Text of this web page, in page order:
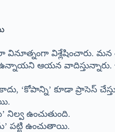
వినూత్నంగా విశ్లేషించారు.
ఆయన వాదిస్తున్నారు.
‘కోపాన్ని’ కూడా ప్రాసెస్
నిల్వ ఉంచుతుంది.
పట్టి ఉంచుతాయి.